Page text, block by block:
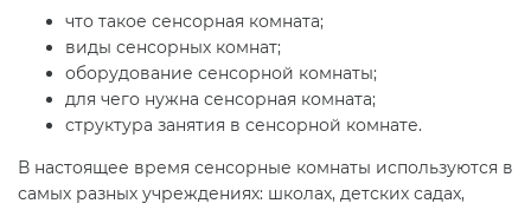
что такое сенсорная комната;
виды сенсорных комнат;
оборудование сенсорной комнаты;
для чего нужна сенсорная комната;
структура занятия в сенсорной комнате.
В настоящее время сенсорные комнаты используются в
самых разных учреждениях: школах, детских садах,